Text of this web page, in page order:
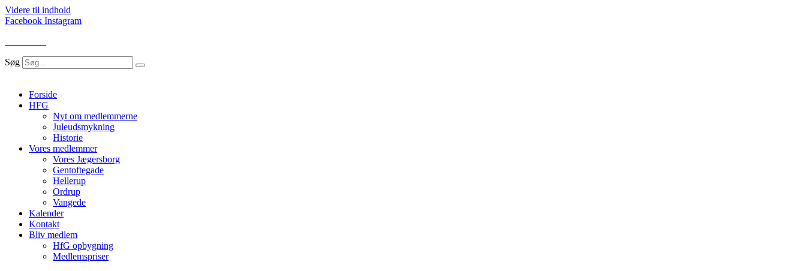
Videre til indhold
Facebook Instagram
Søg
Forside
HFG
Nyt om medlemmerne
Juleudsmykning
Historie
Vores medlemmer
Vores Jægersborg
Gentoftegade
Hellerup
Ordrup
Vangede
Kalender
Kontakt
Bliv medlem
HfG opbygning
Medlemspriser